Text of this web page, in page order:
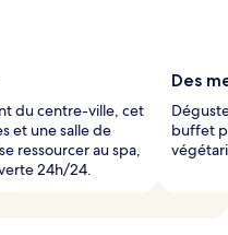
s
v
du centre-ville, cet
et une salle de
ressourcer au spa,
24h/24.
Des
buffet